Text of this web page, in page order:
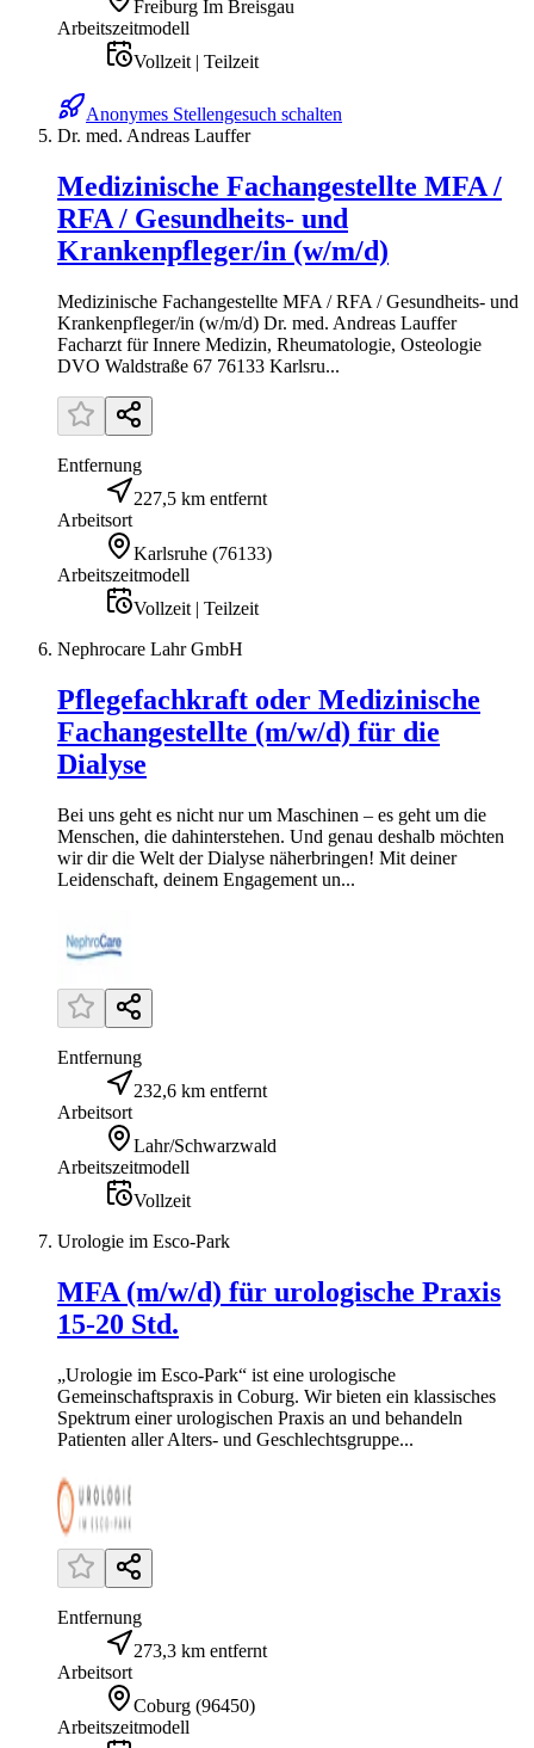
Freiburg Im Breisgau
Arbeitszeitmodell
Vollzeit | Teilzeit
Anonymes Stellengesuch schalten
Dr. med. Andreas Lauffer
Medizinische Fachangestellte MFA /
RFA / Gesundheits- und
Krankenpfleger/in (w/m/d)
Medizinische Fachangestellte MFA / RFA / Gesundheits- und
Krankenpfleger/in (w/m/d) Dr. med. Andreas Lauffer
Facharzt für Innere Medizin, Rheumatologie, Osteologie
DVO Waldstraße 67 76133 Karlsru...
Entfernung
227,5 km entfernt
Arbeitsort
Karlsruhe (76133)
Arbeitszeitmodell
Vollzeit | Teilzeit
Nephrocare Lahr GmbH
Pflegefachkraft oder Medizinische
Fachangestellte (m/w/d) für die
Dialyse
Bei uns geht es nicht nur um Maschinen – es geht um die
Menschen, die dahinterstehen. Und genau deshalb möchten
wir dir die Welt der Dialyse näherbringen! Mit deiner
Leidenschaft, deinem Engagement un...
Entfernung
232,6 km entfernt
Arbeitsort
Lahr/Schwarzwald
Arbeitszeitmodell
Vollzeit
Urologie im Esco-Park
MFA (m/w/d) für urologische Praxis
15-20 Std.
„Urologie im Esco-Park“ ist eine urologische
Gemeinschaftspraxis in Coburg. Wir bieten ein klassisches
Spektrum einer urologischen Praxis an und behandeln
Patienten aller Alters- und Geschlechtsgruppe...
Entfernung
273,3 km entfernt
Arbeitsort
Coburg (96450)
Arbeitszeitmodell